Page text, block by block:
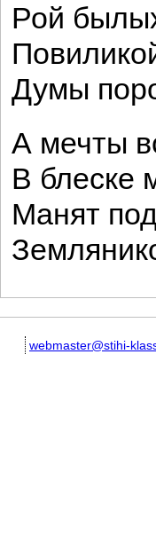
Рой
Думы
А мечты
В блеске
Манят
webmaster@stihi-